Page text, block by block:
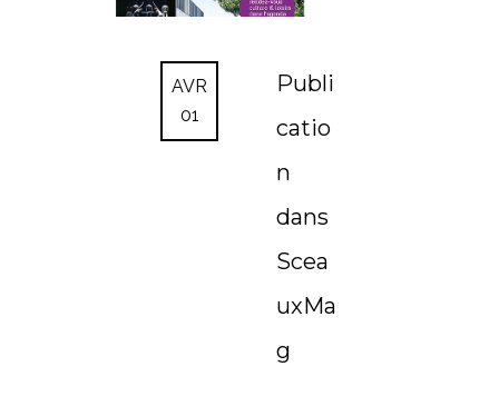
AVR
01
Publi
catio
n
dans
Scea
uxMa
g